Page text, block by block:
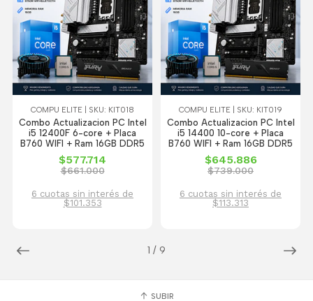
1 / 9
COMPU ELITE | SKU: KIT018
Combo Actualizacion PC Intel
i5 12400F 6-core + Placa
B760 WIFI + Ram 16GB DDR5
$577.714
$661.000
6 cuotas sin interés de
$101.353
COMPU ELITE | SKU: KIT019
Combo Actualizacion PC Intel
i5 14400 10-core + Placa
B760 WIFI + Ram 16GB DDR5
$645.886
$739.000
6 cuotas sin interés de
$113.313
SUBIR